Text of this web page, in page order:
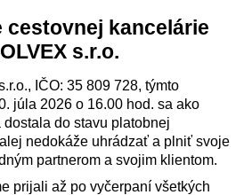
cestovnej kancelárie
s.r.o.
IČO: 35 809 728, týmto
júla 2026 o 16.00 hod. sa ako
do stavu platobnej
nedokáže uhrádzať a plniť svoje
partnerom a svojim klientom.
prijali až po vyčerpaní všetkých